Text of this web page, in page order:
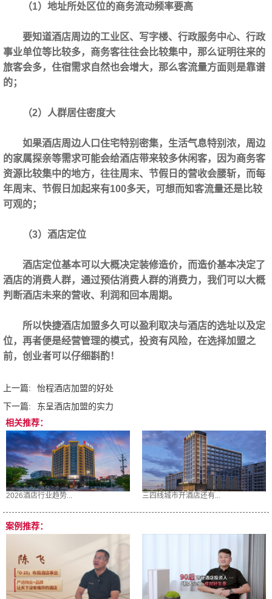
（1）地址所处区位的商务流动频率要高
要知道酒店周边的工业区、写字楼、行政服务中心、行政
事业单位等比较多，商务客往往会比较集中，那么证明往来的
旅客会多，住宿需求自然也会增大，那么客流量方面则是靠谱
的；
（2）人群居住密度大
如果酒店周边人口住宅特别密集，生活气息特别浓，周边
的家属探亲等需求可能会给酒店带来较多休闲客，因为商务客
资源比较集中的地方，往往周末、节假日的营收会腰斩，而每
年周末、节假日加起来有100多天，可想而知客流量还是比较
可观的；
（3）酒店定位
酒店定位基本可以大概决定装修造价，而造价基本决定了
酒店的消费人群，通过预估消费人群的消费力，我们可以大概
判断酒店未来的营收、利润和回本周期。
所以快捷酒店加盟多久可以盈利取决与酒店的选址以及定
位，再者便是经营管理的模式，投资有风险，在选择加盟之
前，创业者可以仔细斟酌！
上一篇:
怡程酒店加盟的好处
下一篇:
东呈酒店加盟的实力
相关推荐：
2026酒店行业趋势... 三四线城市开酒店还有...
案例推荐：